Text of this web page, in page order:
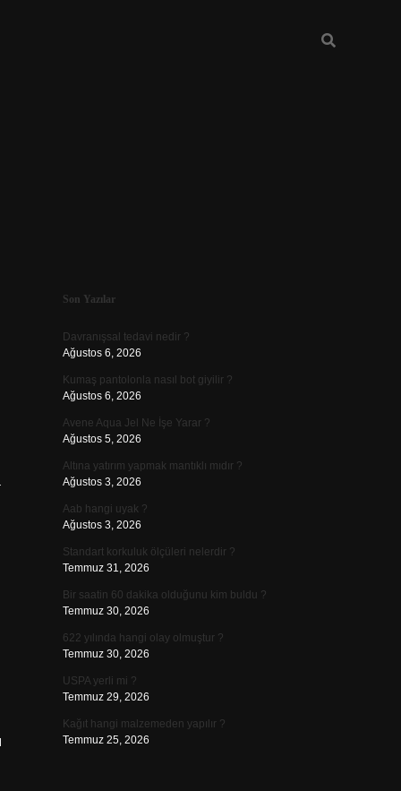
Sidebar
Son Yazılar
Davranışsal tedavi nedir ?
Ağustos 6, 2026
Kumaş pantolonla nasıl bot giyilir ?
Ağustos 6, 2026
Avene Aqua Jel Ne İşe Yarar ?
Ağustos 5, 2026
Altına yatırım yapmak mantıklı mıdır ?
Ağustos 3, 2026
Aab hangi uyak ?
Ağustos 3, 2026
Standart korkuluk ölçüleri nelerdir ?
Temmuz 31, 2026
Bir saatin 60 dakika olduğunu kim buldu ?
Temmuz 30, 2026
622 yılında hangi olay olmuştur ?
Temmuz 30, 2026
USPA yerli mi ?
Temmuz 29, 2026
Kağıt hangi malzemeden yapılır ?
Temmuz 25, 2026